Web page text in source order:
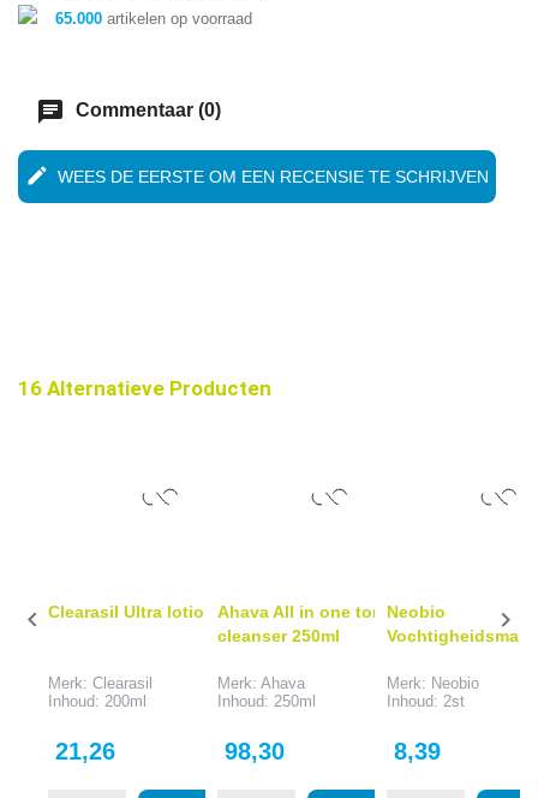
65.000 artikelen op voorraad
chat Commentaar (0)
edit WEES DE EERSTE OM EEN RECENSIE TE SCHRIJVEN
16 Alternatieve Producten
Clearasil Ultra lotion 200ml
Merk: Clearasil
Inhoud: 200ml
Prijs
21,26
Ahava All in one toning
cleanser 250ml
Merk: Ahava
Inhoud: 250ml
Prijs
98,30
Neobio
Merk: Neobio
Inhoud: 2st
Prijs
8,39
 